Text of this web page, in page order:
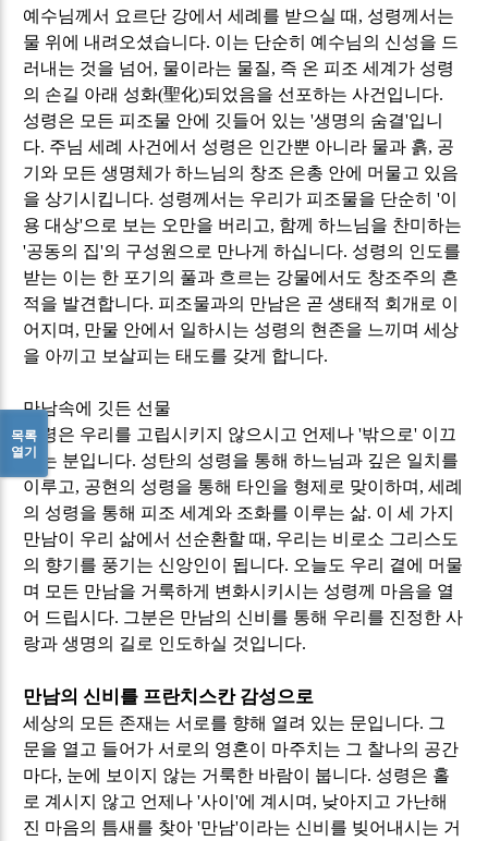
예수님께서 요르단 강에서 세례를 받으실 때 , 성령께서는
물 위에 내려오셨습니다. 이는 단순히 예수님의 신성을 드
러내는 것을 넘어 , 물이라는 물질, 즉 온 피조 세계가 성령
의 손길 아래 성화(聖化)되었음을 선포하는 사건입니다.
성령은 모든 피조물 안에 깃들어 있는'생명의 숨결'입니
다. 주님 세례 사건에서 성령은 인간뿐 아니라 물과 흙, 공
기와 모든 생명체가 하느님의 창조 은총 안에 머물고 있음
을 상기시킵니다. 성령께서는 우리가 피조물을 단순히'이
용 대상'으로 보는 오만을 버리고, 함께 하느님을 찬미하는
'공동의 집'의 구성원으로 만나게 하십니다. 성령의 인도를
받는 이는 한 포기의 풀과 흐르는 강물에서도 창조주의 흔
적을 발견합니다. 피조물과의 만남은 곧 생태적 회개로 이
어지며 , 만물 안에서 일하시는 성령의 현존을 느끼며 세상
을 아끼고 보살피는 태도를 갖게 합니다.
만남속에 깃든 선물
성령은 우리를 고립시키지 않으시고 언제나'밖으로' 이끄
시는 분입니다. 성탄의 성령을 통해 하느님과 깊은 일치를
이루고, 공현의 성령을 통해 타인을 형제로 맞이하며 ,세례
의 성령을 통해 피조 세계와 조화를 이루는 삶. 이 세 가지
만남이 우리 삶에서 선순환할 때 , 우리는 비로소 그리스도
의 향기를 풍기는 신앙인이 됩니다. 오늘도 우리 곁에 머물
며 모든 만남을 거룩하게 변화시키시는 성령께 마음을 열
어 드립시다. 그분은 만남의 신비를 통해 우리를 진정한 사
랑과 생명의 길로 인도하실 것입니다.
만남의 신비를 프란치스칸 감성으로
세상의 모든 존재는 서로를 향해 열려 있는 문입니다. 그
문을 열고 들어가 서로의 영혼이 마주치는 그 찰나의 공간
마다, 눈에 보이지 않는 거룩한 바람이 붑니다. 성령은 홀
로 계시지 않고 언제나'사이'에 계시며 , 낮아지고 가난해
진 마음의 틈새를 찾아'만남'이라는 신비를 빚어내시는 거
목록
열기